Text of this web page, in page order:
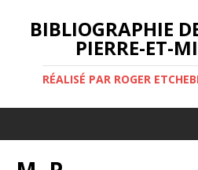
BIBLIOGRAPHIE
PIERRE-ET-
RÉALISÉ PAR ROGER